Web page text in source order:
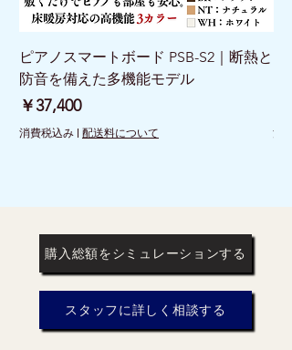
ピアノスマートボード PSB-S2｜断熱と
防音を備えた多機能モデル
価格
￥37,400
消費税込み | 配送料について 消
購入総額をシミュレーションする
スタッフに詳しく相談する